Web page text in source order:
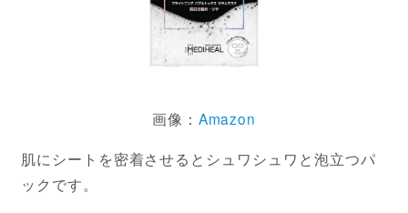
画像： Amazon
肌にシートを密着させるとシュワシュワと泡立つパ
ックです。